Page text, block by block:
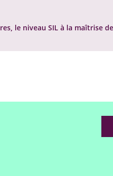
le niveau SIL à la maîtrise